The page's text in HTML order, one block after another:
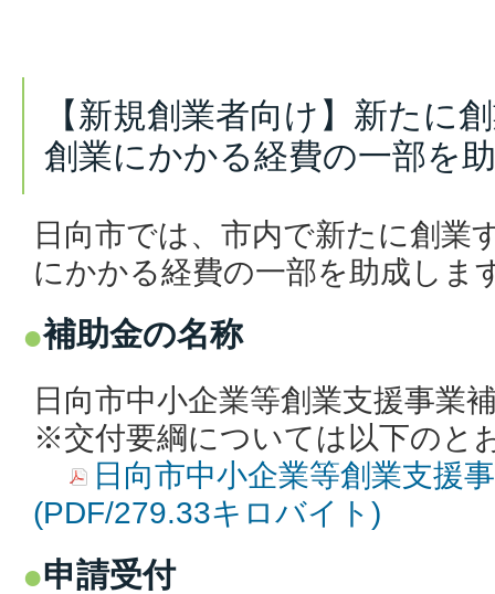
【新規創業者向け】新たに
創業にかかる経費の一部を
日向市では、市内で新たに創業
にかかる経費の一部を助成しま
補助金の名称
日向市中小企業等創業支援事業
※交付要綱については以下のと
日向市中小企業等創業支援
(PDF/279.33キロバイト)
申請受付